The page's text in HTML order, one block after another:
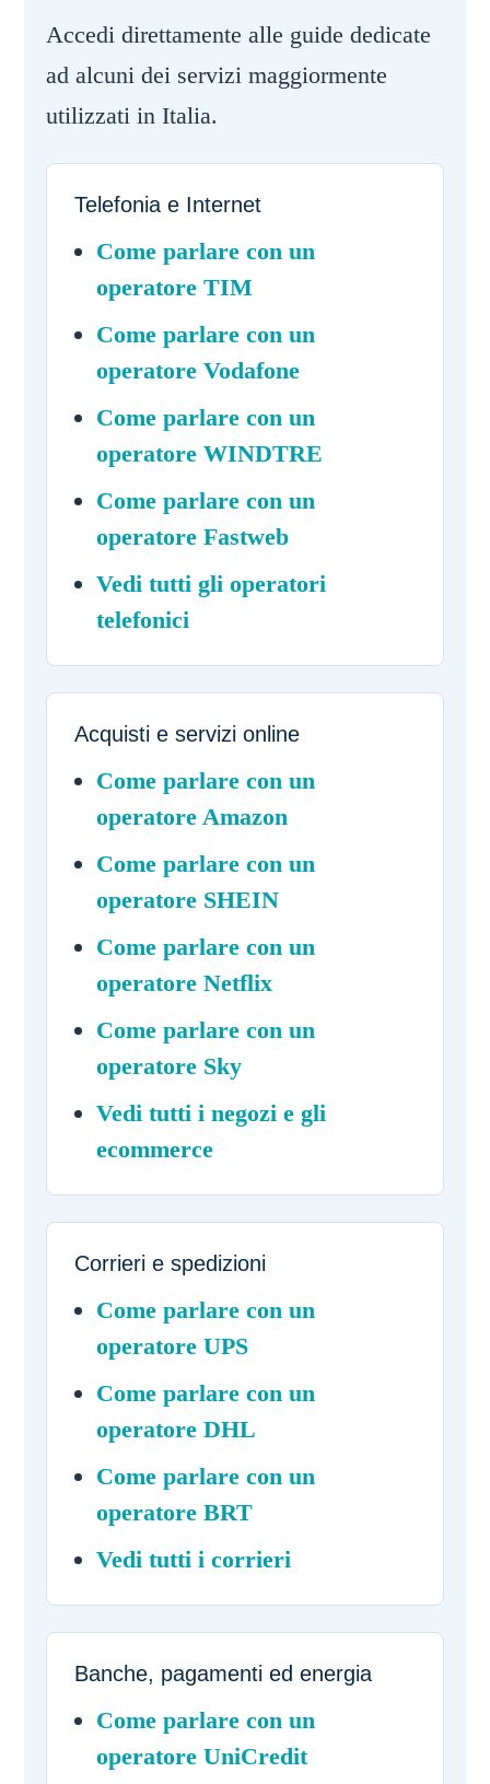
Accedi direttamente alle guide dedicate
ad alcuni dei servizi maggiormente
utilizzati in Italia.
Telefonia e Internet
Come parlare con un
operatore TIM
Come parlare con un
operatore Vodafone
Come parlare con un
operatore WINDTRE
Come parlare con un
operatore Fastweb
Vedi tutti gli operatori
telefonici
Acquisti e servizi online
Come parlare con un
operatore Amazon
Come parlare con un
operatore SHEIN
Come parlare con un
operatore Netflix
Come parlare con un
operatore Sky
Vedi tutti i negozi e gli
ecommerce
Corrieri e spedizioni
Come parlare con un
operatore UPS
Come parlare con un
operatore DHL
Come parlare con un
operatore BRT
Vedi tutti i corrieri
Banche, pagamenti ed energia
Come parlare con un
operatore UniCredit